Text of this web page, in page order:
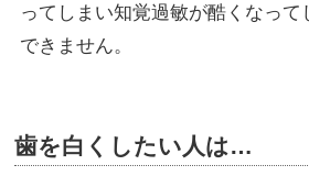
ってしまい知覚過敏が酷くなって
できません。
歯を白くしたい人は…